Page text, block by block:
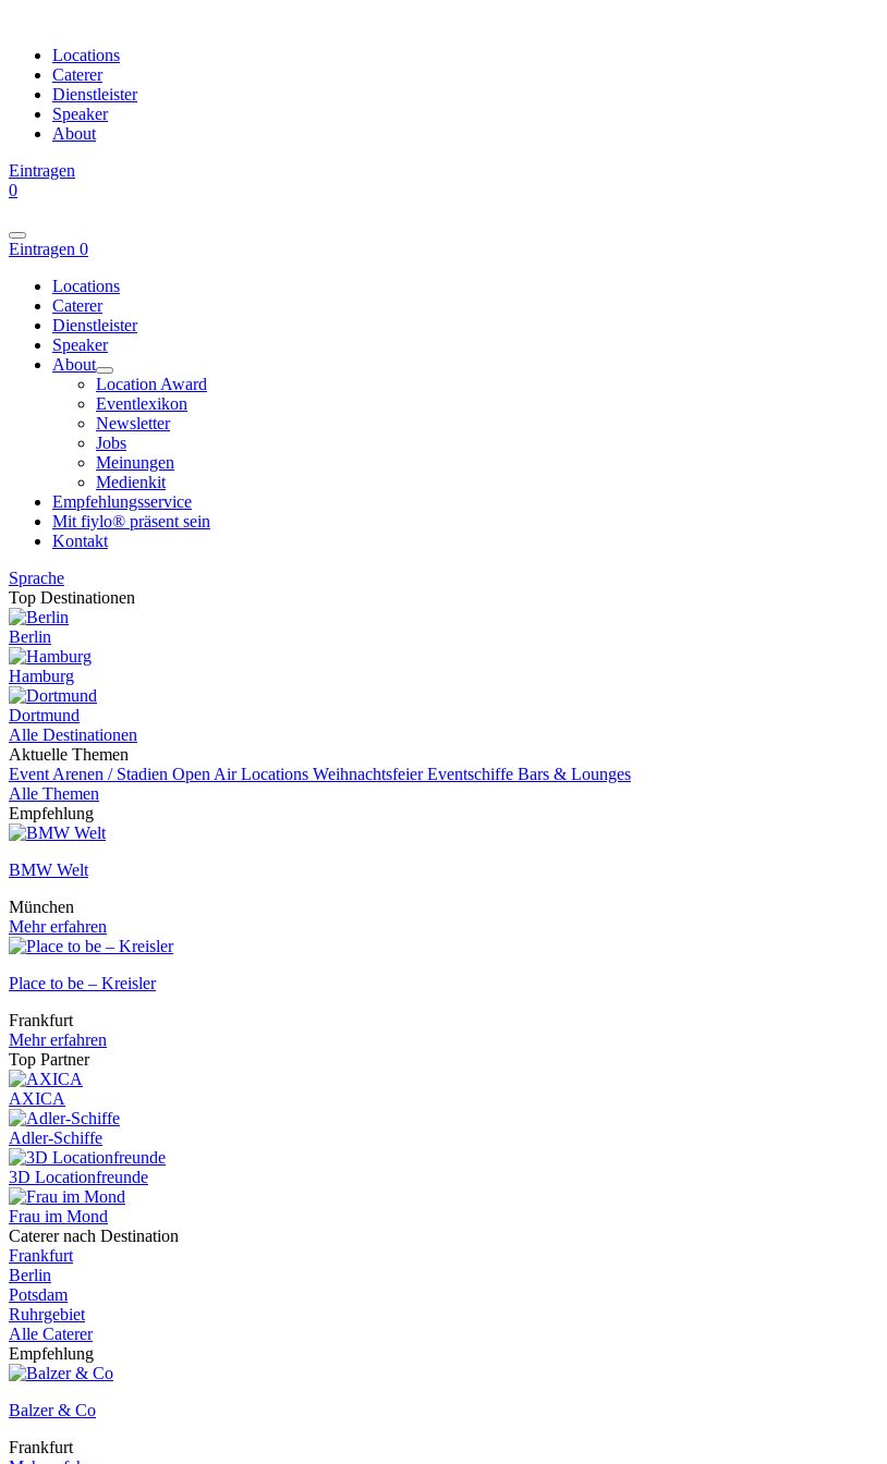
Locations
Caterer
Dienstleister
Speaker
About
Eintragen
0
Eintragen 0
Locations
Caterer
Dienstleister
Speaker
About
Location Award
Eventlexikon
Newsletter
Jobs
Meinungen
Medienkit
Empfehlungsservice
Mit fiylo® präsent sein
Kontakt
Sprache
Top Destinationen
Berlin
Hamburg
Dortmund
Alle Destinationen
Aktuelle Themen
Event Arenen / Stadien Open Air Locations WeihnachtsfeierEventschiffe Bars & Lounges
Alle Themen
Empfehlung
BMW Welt
München
Mehr erfahren
Place to be – Kreisler
Frankfurt
Mehr erfahren
Top Partner
AXICA
Adler-Schiffe
3D Locationfreunde
Frau im Mond
Caterer nach Destination
Frankfurt
Berlin
Potsdam
Ruhrgebiet
Alle Caterer
Empfehlung
Balzer & Co
Frankfurt